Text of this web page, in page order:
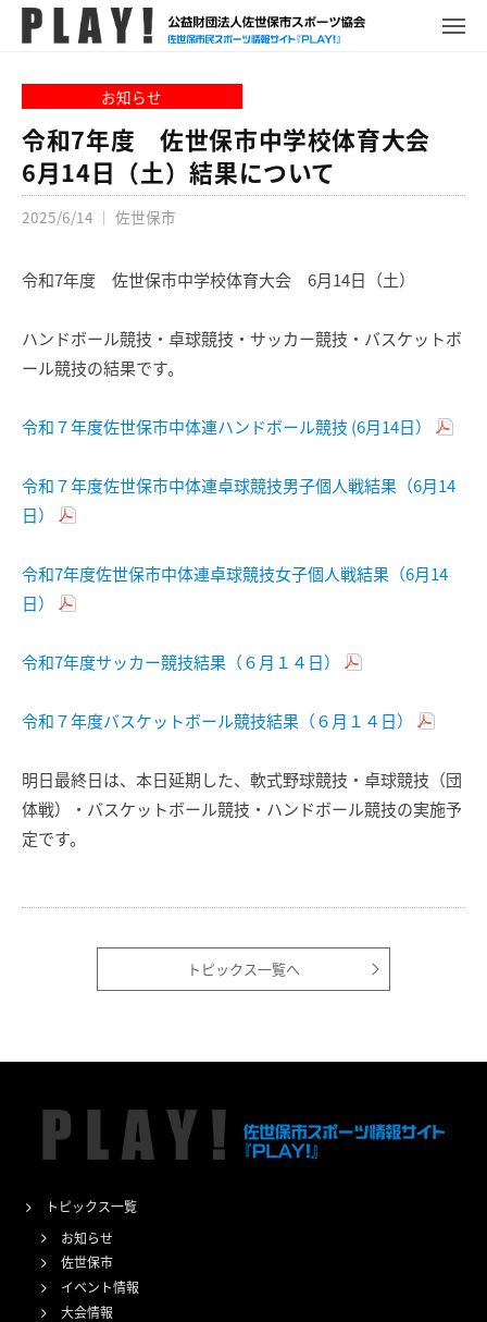
L
A
Y
!
世
市
ス
ポ
ー
情
サ
イ
メ
お知らせ
令和7年度 佐世保市中学校体育大会
6月14日（土）結果について
2025/6/14 ｜ 佐世保市
令和7年度 佐世保市中学校体育大会 6月14日（土）
ハンドボール競技・卓球競技・サッカー競技・バスケットボ
ール競技の結果です。
令和７年度佐世保市中体連ハンドボール競技 (6月14日）
令和７年度佐世保市中体連卓球競技男子個人戦結果（6月14
日）
令和7年度佐世保市中体連卓球競技女子個人戦結果（6月14
日）
令和7年度サッカー競技結果（６月１４日）
令和７年度バスケットボール競技結果（６月１４日）
明日最終日は、本日延期した、軟式野球競技・卓球競技（団
体戦）・バスケットボール競技・ハンドボール競技の実施予
定です。
トピックス一覧へ
トピックス一覧
お知らせ
佐世保市
イベント情報
大会情報
P
L
Y
!
ュ
ー